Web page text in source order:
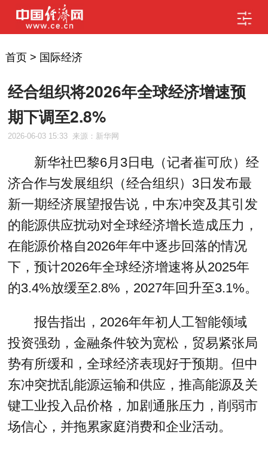
首页> 国际经济
经合组织将2026年全球经济增速预
期下调至2.8%
2026-06-03 15:33 来源：新华网
新华社巴黎6月3日电（记者崔可欣）经
济合作与发展组织（经合组织）3日发布最
新一期经济展望报告说，中东冲突及其引发
的能源供应扰动对全球经济增长造成压力，
在能源价格自2026年年中逐步回落的情况
下，预计2026年全球经济增速将从2025年
的3.4%放缓至2.8%，2027年回升至3.1%。
报告指出，2026年年初人工智能领域
投资强劲，金融条件较为宽松，贸易紧张局
势有所缓和，全球经济表现好于预期。但中
东冲突扰乱能源运输和供应，推高能源及关
键工业投入品价格，加剧通胀压力，削弱市
场信心，并拖累家庭消费和企业活动。